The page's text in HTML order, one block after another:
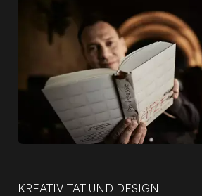
KREATIVITÄT UND DESIGN